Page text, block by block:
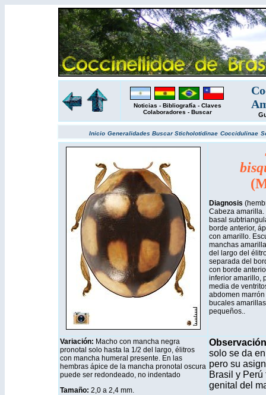
Noticias - Bibliografía - Claves
Colaboradores - Buscar
Inicio Generalidades BuscarSticholotidinae Coccidulinae
Diagnosis
Cabeza
basal
borde anterior,
con amarillo.
manchas
del largo del
separada del
con borde
inferior amarillo,
media de
abdomen
bucales
pequeños..
Variación: Macho con mancha negra
pronotal solo hasta la 1/2 del largo, élitros
con mancha humeral presente. En las
hembras ápice de la mancha pronotal oscura
puede ser redondeado, no indentado
Tamaño: 2,0 a 2,4 mm.
solo se da
pero su
Brasil y
genital del